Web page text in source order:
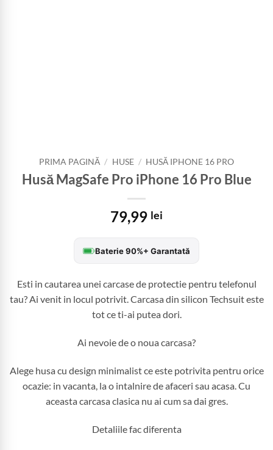
PRIMA PAGINĂ / HUSE / HUSĂ IPHONE 16 PRO
Husă MagSafe Pro iPhone 16 Pro Blue
79,99 lei
Baterie 90%+ Garantată
Esti in cautarea unei carcase de protectie pentru telefonul
tau? Ai venit in locul potrivit. Carcasa din silicon Techsuit este
tot ce ti-ai putea dori.
Ai nevoie de o noua carcasa?
Alege husa cu design minimalist ce este potrivita pentru orice
ocazie: in vacanta, la o intalnire de afaceri sau acasa. Cu
aceasta carcasa clasica nu ai cum sa dai gres.
Detaliile fac diferenta